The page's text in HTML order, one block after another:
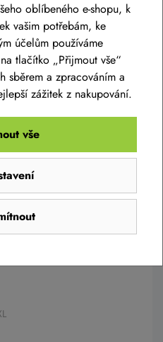
relaci
Calnia grey-
oblíbeného e-shopu, k
vašim potřebám, ke
účelům používáme
tlačítko „Přijmout vše“
sběrem a zpracováním a
zážitek z nakupování.
vše